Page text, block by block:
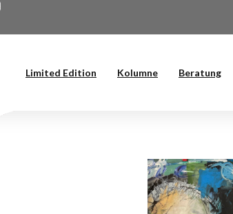
Limited Edition Kolumne Beratung